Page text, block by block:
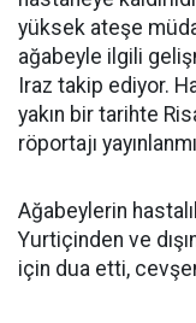
yüksek ateşe
ağabeyle ilgili
Iraz takip ediyor.
yakın bir tarihte
röportajı
Ağabeylerin
Yurtiçinden ve
için dua etti,